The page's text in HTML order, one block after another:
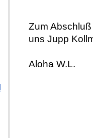
Zum
uns Jupp
Aloha W.L.